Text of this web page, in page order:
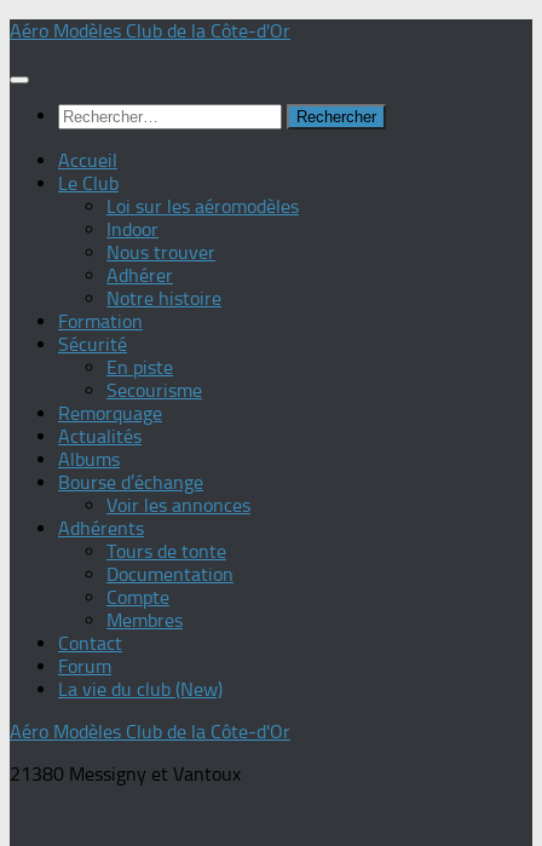
Skip
content
Aéro Modèles Club de la Côte-d'Or
Rechercher :
Accueil
Le Club
Loi sur les aéromodèles
Indoor
Nous trouver
Adhérer
Notre histoire
Formation
Sécurité
En piste
Secourisme
Remorquage
Actualités
Albums
Bourse d’échange
Voir les annonces
Adhérents
Tours de tonte
Documentation
Compte
Membres
Contact
Forum
La vie du club (New)
Aéro Modèles Club de la Côte-d'Or
21380 Messigny et Vantoux